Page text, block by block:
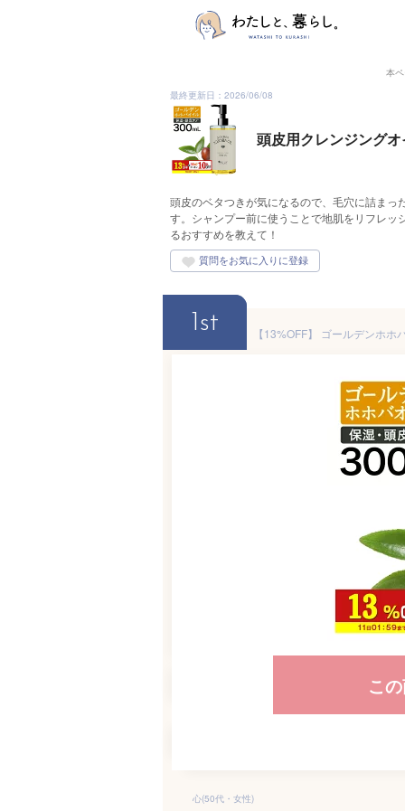
本
最終更新日：2026/06/08
頭皮用クレンジング
頭皮のベタつきが気になるので、毛穴に詰ま
す。シャンプー前に使うことで地肌をリフレ
るおすすめを教えて！
1st
こ
心(50代・女性)